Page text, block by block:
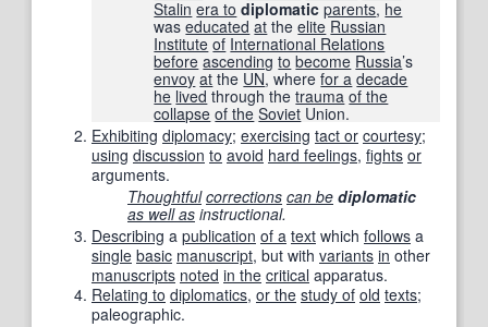
Stalin era to diplomatic parents, he
waseducated at theelite Russian
Institute of International Relations
before ascending to become Russia’s
envoy at the UN, wherefor a decade
he lived through thetrauma of the
collapse of the Soviet Union.
Exhibiting diplomacy; exercising tact or courtesy;
using discussion to avoid hard feelings, fights or
arguments.
Thoughtful corrections can be diplomatic
as well as instructional.
Describing a publication of a text which follows a
single basic manuscript, but with variants in other
manuscripts noted in the critical apparatus.
Relating to diplomatics, or the study of old texts;
paleographic.